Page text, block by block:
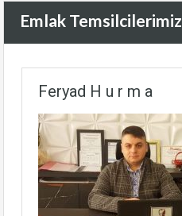
Emlak Temsilcilerimiz
Feryad H u r m a